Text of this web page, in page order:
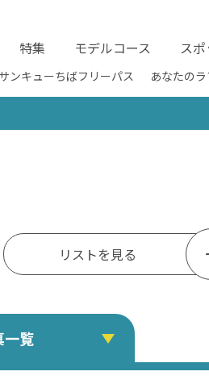
特集 モデルコース ス
サンキューちばフリーパス あなたの
リストを見る
一覧